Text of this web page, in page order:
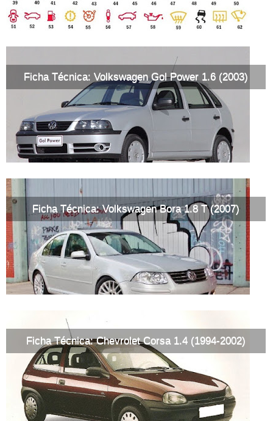
Ficha Técnica: Volkswagen Gol Power 1.6 (2003)
Ficha Técnica: Volkswagen Bora 1.8 T (2007)
Ficha Técnica: Chevrolet Corsa 1.4 (1994-2002)